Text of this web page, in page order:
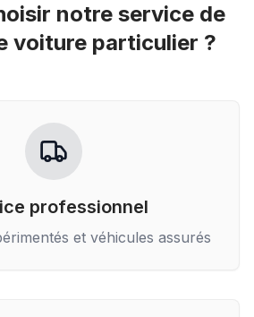
notre service de
voiture particulier ?
professionnel
et véhicules assurés